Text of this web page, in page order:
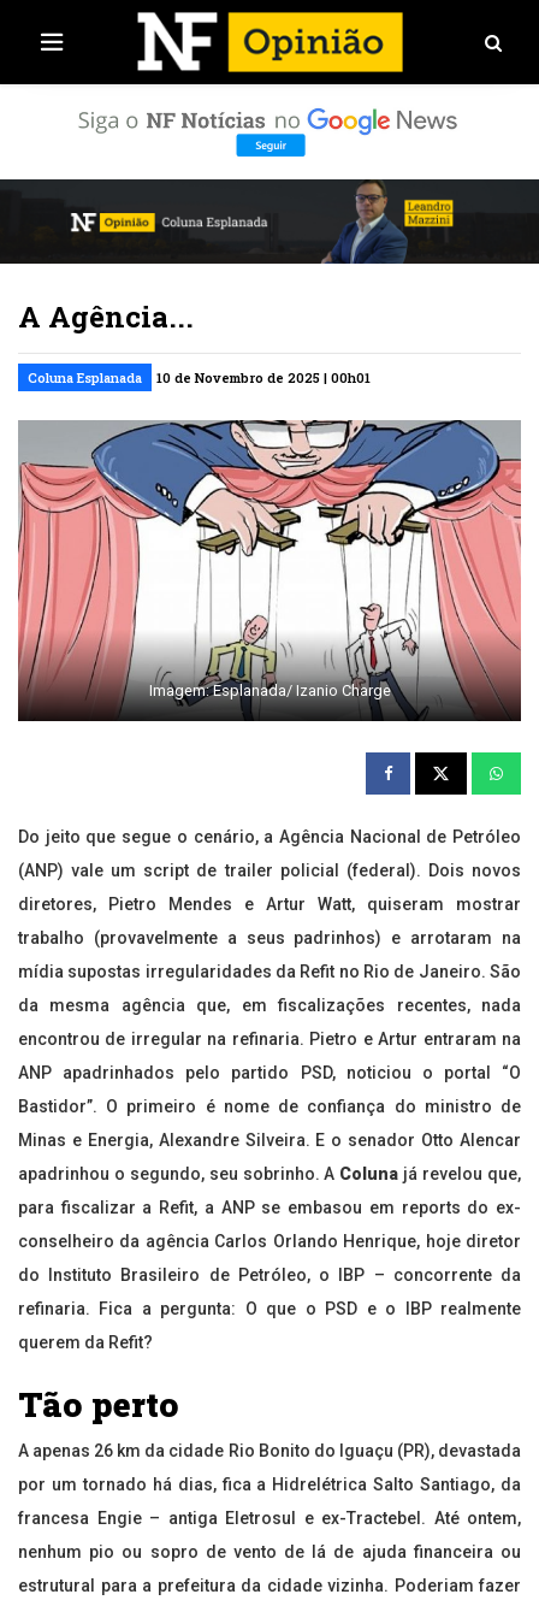
A Agência...
Coluna Esplanada 10 de Novembro de 2025 | 00h01
Imagem: Esplanada/ Izanio Charge
Do jeito que segue o cenário, a Agência Nacional de Petróleo
(ANP) vale um script de trailer policial (federal). Dois novos
diretores, Pietro Mendes e Artur Watt, quiseram mostrar
trabalho (provavelmente a seus padrinhos) e arrotaram na
mídia supostas irregularidades da Refit no Rio de Janeiro. São
da mesma agência que, em fiscalizações recentes, nada
encontrou de irregular na refinaria. Pietro e Artur entraram na
ANP apadrinhados pelo partido PSD, noticiou o portal “O
Bastidor”. O primeiro é nome de confiança do ministro de
Minas e Energia, Alexandre Silveira. E o senador Otto Alencar
apadrinhou o segundo, seu sobrinho. A Coluna já revelou que,
para fiscalizar a Refit, a ANP se embasou em reports do ex-
conselheiro da agência Carlos Orlando Henrique, hoje diretor
do Instituto Brasileiro de Petróleo, o IBP – concorrente da
refinaria. Fica a pergunta: O que o PSD e o IBP realmente
querem da Refit?
Tão perto
A apenas 26 km da cidade Rio Bonito do Iguaçu (PR), devastada
por um tornado há dias, fica a Hidrelétrica Salto Santiago, da
francesa Engie – antiga Eletrosul e ex-Tractebel. Até ontem,
nenhum pio ou sopro de vento de lá de ajuda financeira ou
estrutural para a prefeitura da cidade vizinha. Poderiam fazer